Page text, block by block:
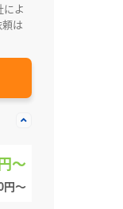
よ
は
～
円〜